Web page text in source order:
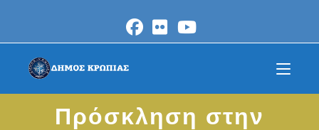
content
Πρόσκληση στην